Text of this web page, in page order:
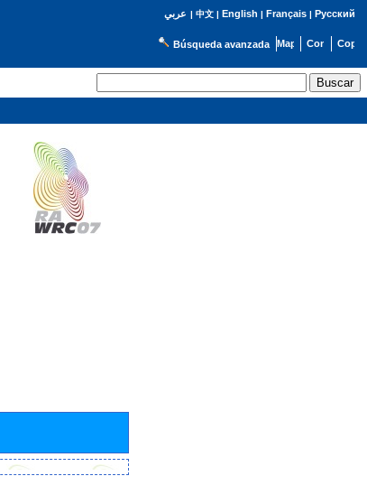
عربي | 中文| English | Français| Русский
Búsqueda avanzada